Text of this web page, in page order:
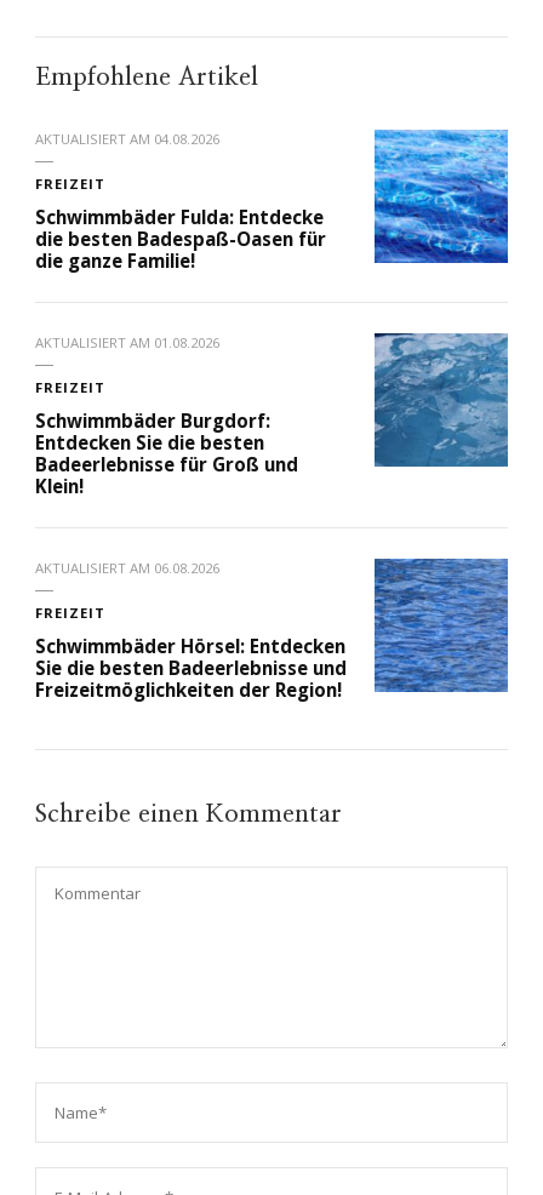
Empfohlene Artikel
AKTUALISIERT AM 04.08.2026
FREIZEIT
Schwimmbäder Fulda: Entdecke
die besten Badespaß-Oasen für
die ganze Familie!
AKTUALISIERT AM 01.08.2026
FREIZEIT
Schwimmbäder Burgdorf:
Entdecken Sie die besten
Badeerlebnisse für Groß und
Klein!
AKTUALISIERT AM 06.08.2026
FREIZEIT
Schwimmbäder Hörsel: Entdecken
Sie die besten Badeerlebnisse und
Freizeitmöglichkeiten der Region!
Schreibe einen Kommentar